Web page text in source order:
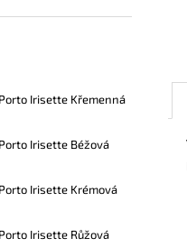
Irisette Křemenná
Irisette Béžová
Irisette Krémová
Irisette Růžová